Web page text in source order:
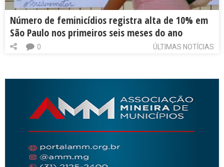
Número de feminicídios registra alta de 10% em
São Paulo nos primeiros seis meses do ano
ÚLTIMAS NOTÍCIAS
0